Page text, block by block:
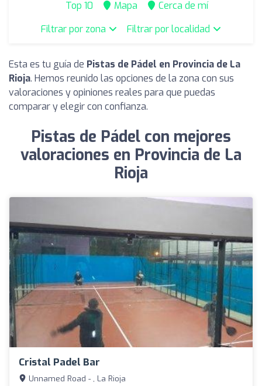
Top 10 Mapa
Cerca de mí
Filtrar por zona
Filtrar por localidad
Esta es tu guía de Pistas de Pádel en Provincia de La
Rioja. Hemos reunido las opciones de la zona con sus
valoraciones y opiniones reales para que puedas
comparar y elegir con confianza.
Pistas de Pádel con mejores
valoraciones en Provincia de La
Rioja
Cristal Padel Bar
Unnamed Road - , La Rioja